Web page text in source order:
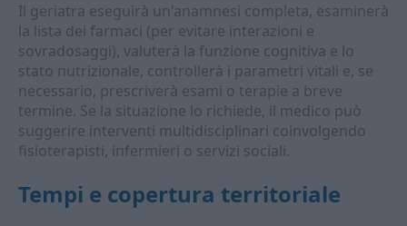
Il geriatra eseguirà un'anamnesi completa, esaminerà
la lista dei farmaci (per evitare interazioni e
sovradosaggi), valuterà la funzione cognitiva e lo
stato nutrizionale, controllerà i parametri vitali e, se
necessario, prescriverà esami o terapie a breve
termine. Se la situazione lo richiede, il medico può
suggerire interventi multidisciplinari coinvolgendo
fisioterapisti, infermieri o servizi sociali.
Tempi e copertura territoriale